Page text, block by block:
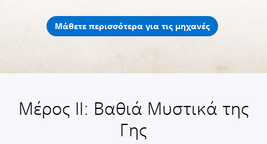
Μάθετε περισσότερα για τις μηχανές
Μέρος II: Βαθιά Μυστικά της
Γης